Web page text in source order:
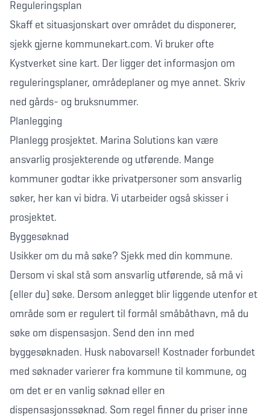
Reguleringsplan
Skaff et situasjonskart over området du disponerer,
sjekk gjerne kommunekart.com. Vi bruker ofte
Kystverket sine kart. Der ligger det informasjon om
reguleringsplaner, områdeplaner og mye annet. Skriv
ned gårds- og bruksnummer.
Planlegging
Planlegg prosjektet. Marina Solutions kan være
ansvarlig prosjekterende og utførende. Mange
kommuner godtar ikke privatpersoner som ansvarlig
søker, her kan vi bidra. Vi utarbeider også skisser i
prosjektet.
Byggesøknad
Usikker om du må søke? Sjekk med din kommune.
Dersom vi skal stå som ansvarlig utførende, så må vi
(eller du) søke. Dersom anlegget blir liggende utenfor et
område som er regulert til formål småbåthavn, må du
søke om dispensasjon. Send den inn med
byggesøknaden. Husk nabovarsel! Kostnader forbundet
med søknader varierer fra kommune til kommune, og
om det er en vanlig søknad eller en
dispensasjonssøknad. Som regel finner du priser inne